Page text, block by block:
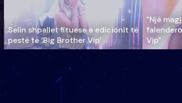
Selin shpallet fituese e edicionit të
pestë të ‘Big Brother Vip’
"Një
Vip"